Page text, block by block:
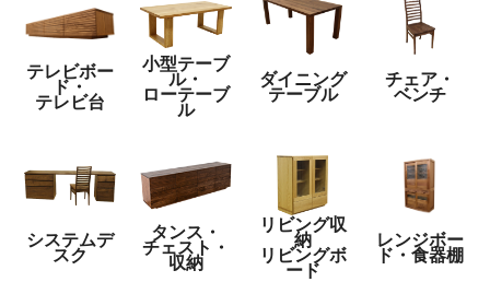
テレビボー
ド・
テレビ台
小型テーブ
ル・
ローテーブ
ル
ダイニング
テーブル
チェア・
ベンチ
システムデ
スク
タンス・
チェスト・
収納
リビング収
納
リビングボ
ード
レンジボー
ド・食器棚